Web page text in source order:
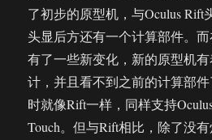
了初步的原型机，与Oculus Rift
头显后方还有一个计算部件。
有了一些新变化，新的原型机
计，并且看不到之前的计算部
时就像Rift一样，同样支持
Touch。但与Rift相比，除了没